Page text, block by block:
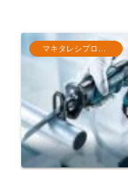
マキタレシプロソー